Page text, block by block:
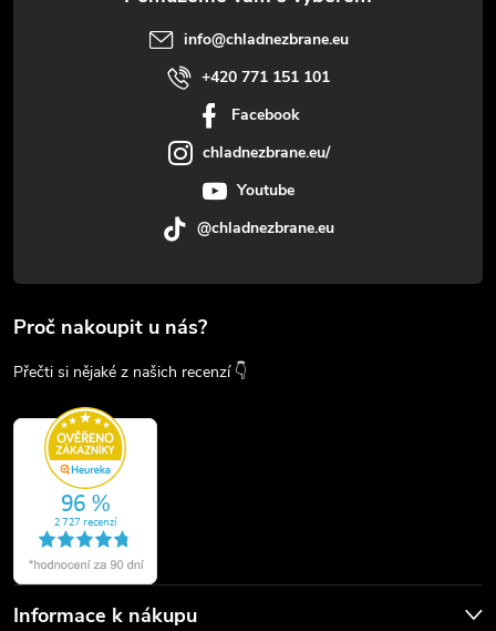
info@chladnezbrane.eu
+420 771 151 101
Facebook
chladnezbrane.eu/
Youtube
@chladnezbrane.eu
Proč nakoupit u nás?
Přečti si nějaké z našich recenzí 👇
Informace k nákupu